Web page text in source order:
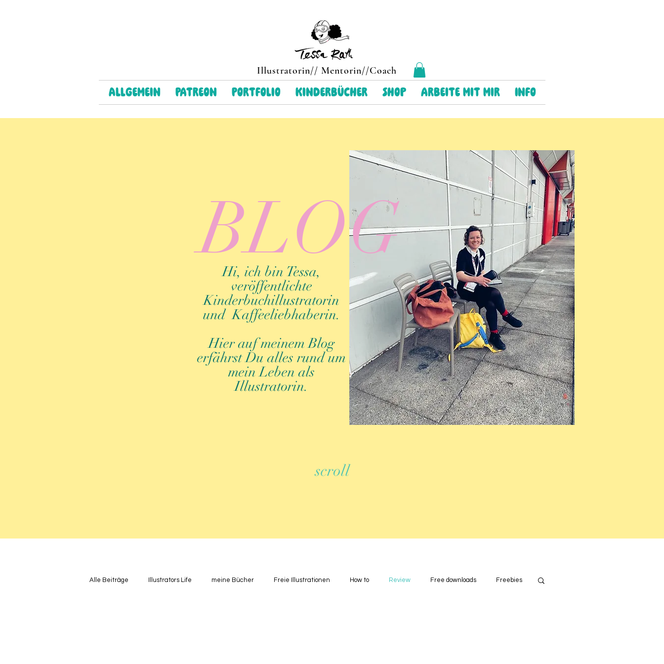
Illustratorin// Mentorin//Coach
Allgemein Patreon Portfolio Kinderbücher Shop arbeite mit mir Info
BLOG
Hi, ich bin Tessa,
veröffentlichte
Kinderbuchillustratorin
und Kaffeeliebhaberin.
Hier auf meinem Blog
erfährst Du alles rund um
mein Leben als
Illustratorin.
scroll
Alle Beiträge Illustrators Life meine Bücher Freie Illustrationen How to Review Free downloads Freebies